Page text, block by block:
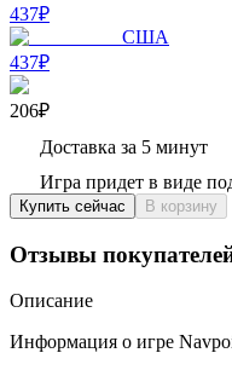
437₽
США
437₽
206₽
Доставка за 5 минут
Игра придет в виде
Купить сейчас В корзину
Отзывы
Описание
Информация о игре